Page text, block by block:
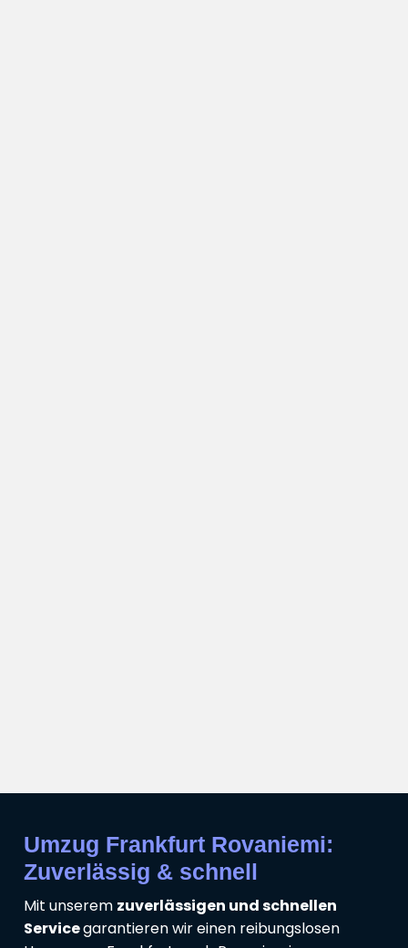
Umzug Frankfurt Rovaniemi:
Zuverlässig & schnell
Mit unserem zuverlässigen und schnellen
Servicegarantieren wir einen reibungslosen